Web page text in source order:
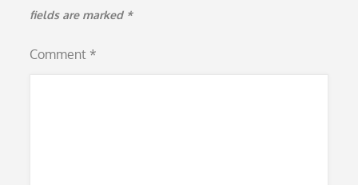
fields are marked *
Comment *